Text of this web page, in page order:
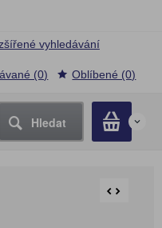
Hledat 0
vyhledávání
(0) Oblíbené (0)